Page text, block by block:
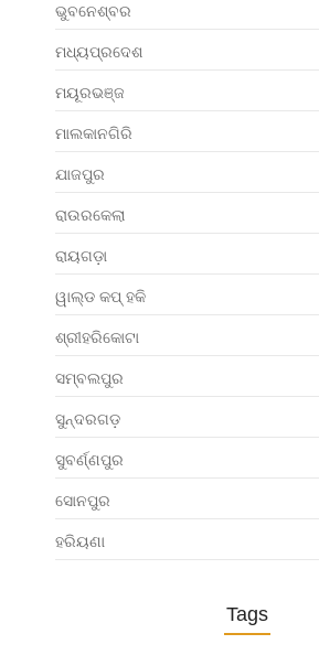
ଭୁବନେଶ୍ବର
ମଧ୍ୟପ୍ରଦେଶ
ମୟୂରଭଞ୍ଜ
ମାଲକାନଗିରି
ଯାଜପୁର
ରାଉରକେଲା
ରାୟଗଡ଼ା
ୱାଲ୍ଡ କପ୍ ହକି
ଶ୍ରୀହରିକୋଟା
ସମ୍ବଲପୁର
ସୁନ୍ଦରଗଡ଼
ସୁବର୍ଣ୍ଣପୁର
ସୋନପୁର
ହରିୟଣା
Tags